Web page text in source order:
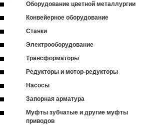
Оборудование цветной металлургии
Конвейерное оборудование
Станки
Электрооборудование
Трансформаторы
Редукторы и мотор-редукторы
Насосы
Запорная арматура
Муфты зубчатые и другие муфты
приводов